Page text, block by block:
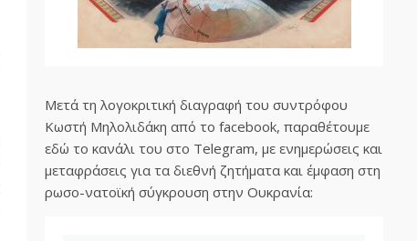
Μετά τη λογοκριτική διαγραφή του συντρόφου
Κωστή Μηλολιδάκη από το facebook, παραθέτουμε
εδώ το κανάλι του στο Telegram, με ενημερώσεις και
μεταφράσεις για τα διεθνή ζητήματα και έμφαση στη
ρωσο-νατοϊκή σύγκρουση στην Ουκρανία: